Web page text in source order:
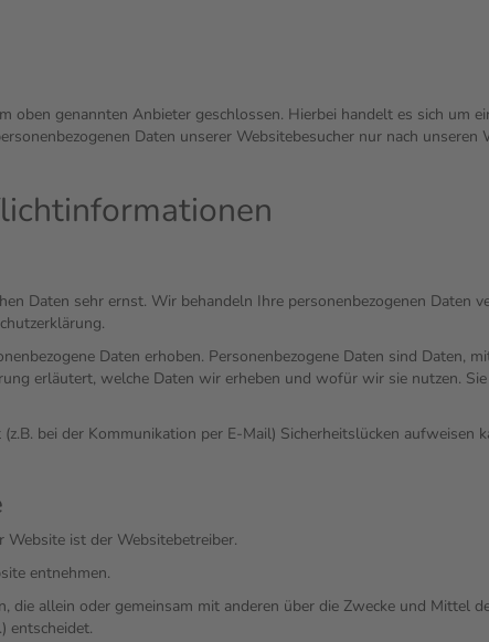
genannten Anbieter geschlossen. Hierbei handelt es sich um
Daten unserer Websitebesucher nur nach unseren
Daten sehr ernst. Wir behandeln Ihre personenbezogenen Daten
Daten erhoben. Personenbezogene Daten sind Daten,
erläutert, welche Daten wir erheben und wofür wir sie nutzen.
bei der Kommunikation per E-Mail) Sicherheitslücken aufweisen
ist der Websitebetreiber.
entnehmen.
allein oder gemeinsam mit anderen über die Zwecke und Mittel
entscheidet.